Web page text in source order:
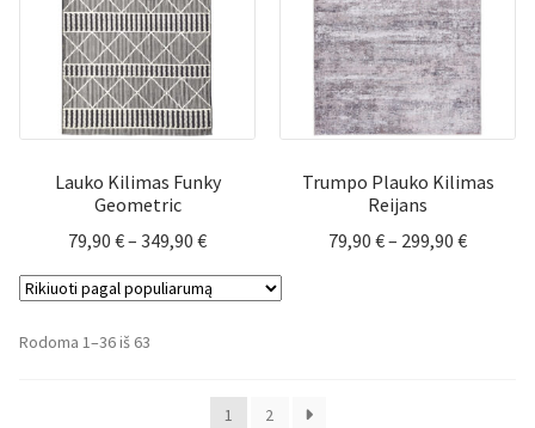
Lauko Kilimas Funky
Geometric
79,90 €– 349,90 €Price
range:
79,90 €
Trumpo Plauko Kilimas
Reijans
79,90 €– 299,90 €Price
Rodoma 1–36 iš 63
populiarumą
1
2